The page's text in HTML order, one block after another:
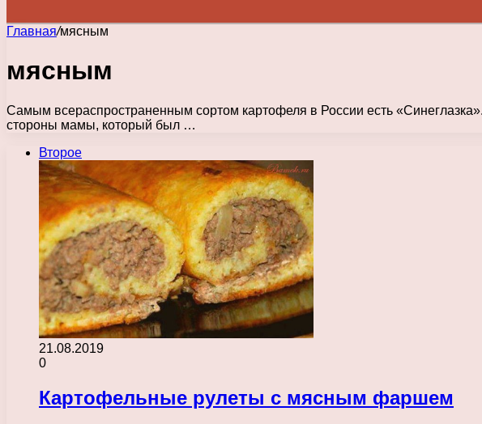
Главная/мясным
мясным
Самым всераспространенным сортом картофеля в России есть
стороны мамы, который был …
Второе
21.08.2019
0
Картофельные рулеты с мясным фаршем